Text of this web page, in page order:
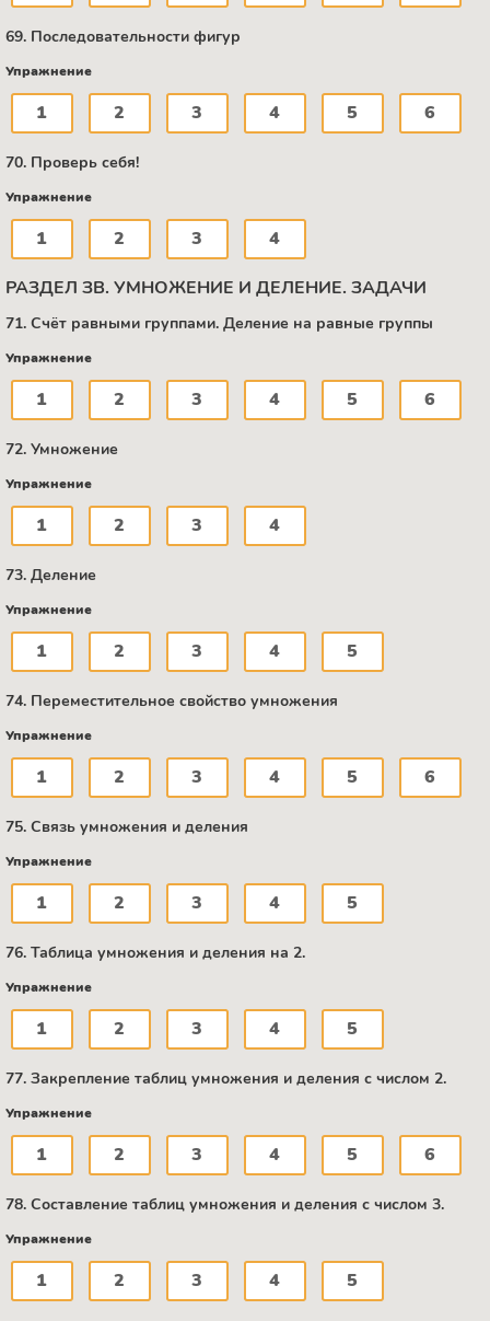
69. Последовательности фигур
Упражнение
1 2 3 4 5 6
70. Проверь себя!
Упражнение
1 2 3 4
РАЗДЕЛ ЗВ. УМНОЖЕНИЕ И ДЕЛЕНИЕ. ЗАДАЧИ
71. Счёт равными группами. Деление на равные группы
Упражнение
1 2 3 4 5 6
72. Умножение
Упражнение
1 2 3 4
73. Деление
Упражнение
1 2 3 4 5
74. Переместительное свойство умножения
Упражнение
1 2 3 4 5 6
75. Связь умножения и деления
Упражнение
1 2 3 4 5
76. Таблица умножения и деления на 2.
Упражнение
1 2 3 4 5
77. Закрепление таблиц умножения и деления с числом 2.
Упражнение
1 2 3 4 5 6
78. Составление таблиц умножения и деления с числом 3.
Упражнение
1 2 3 4 5